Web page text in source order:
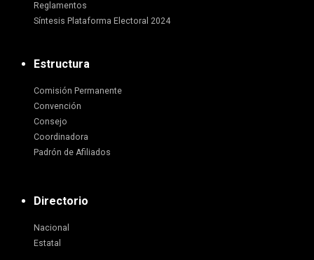
Reglamentos
Síntesis Plataforma Electoral 2024
Estructura
Comisión Permanente
Convención
Consejo
Coordinadora
Padrón de Afiliados
Directorio
Nacional
Estatal